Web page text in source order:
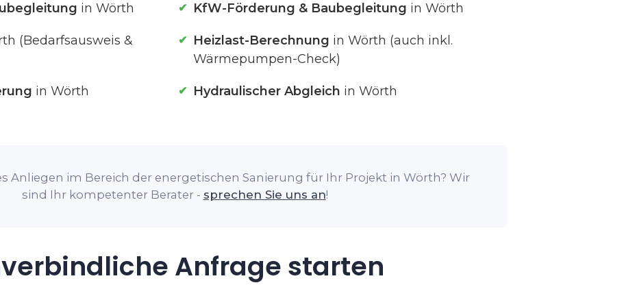
in Wörth KfW-Förderung & Baubegleitung in Wörth
(Bedarfsausweis &
Heizlast-Berechnung in Wörth (auch inkl.
Wärmepumpen-Check)
in Wörth Hydraulischer Abgleich in Wörth
Anliegen im Bereich der energetischen Sanierung für Ihr Projekt in Wörth? Wir
sind Ihr kompetenter Berater - sprechen Sie uns an!
Anfrage starten